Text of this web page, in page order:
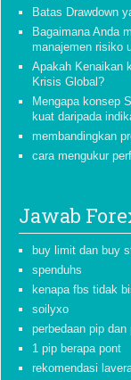
Batas Drawdown
Bagaimana Anda
manajemen risiko
Apakah Kenaikan
Krisis Global?
Mengapa konsep
kuat daripada
membandingkan
cara mengukur
Jawab
buy limit dan buy
spenduhs
kenapa fbs tidak
soilyxo
perbedaan pip dan
1 pip berapa pont
rekomendasi